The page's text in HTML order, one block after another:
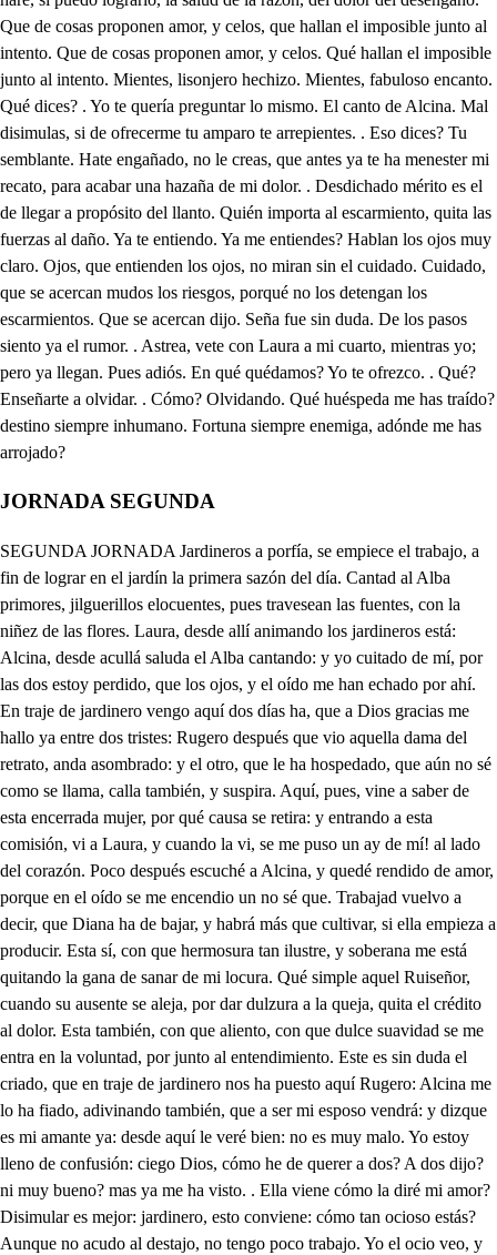
JORNADA SEGUNDA
SEGUNDA JORNADA Jardineros a porfía, se empiece el trabajo, a fin de lograr en el jardín la primera sazón del día. Cantad al Alba primores, jilguerillos elocuentes, pues travesean las fuentes, con la niñez de las flores. Laura, desde allí animando los jardineros está: Alcina, desde acullá saluda el Alba cantando: y yo cuitado de mí, por las dos estoy perdido, que los ojos, y el oído me han echado por ahí. En traje de jardinero vengo aquí dos días ha, que a Dios gracias me hallo ya entre dos tristes: Rugero después que vio aquella dama del retrato, anda asombrado: y el otro, que le ha hospedado, que aún no sé como se llama, calla también, y suspira. Aquí, pues, vine a saber de esta encerrada mujer, por qué causa se retira: y entrando a esta comisión, vi a Laura, y cuando la vi, se me puso un ay de mí! al lado del corazón. Poco después escuché a Alcina, y quedé rendido de amor, porque en el oído se me encendio un no sé que. Trabajad vuelvo a decir, que Diana ha de bajar, y habrá más que cultivar, si ella empieza a producir. Esta sí, con que hermosura tan ilustre, y soberana me está quitando la gana de sanar de mi locura. Qué simple aquel Ruiseñor, cuando su ausente se aleja, por dar dulzura a la queja, quita el crédito al dolor. Esta también, con que aliento, con que dulce suavidad se me entra en la voluntad, por junto al entendimiento. Este es sin duda el criado, que en traje de jardinero nos ha puesto aquí Rugero: Alcina me lo ha fiado, adivinando también, que a ser mi esposo vendrá: y dizque es mi amante ya: desde aquí le veré bien: no es muy malo. Yo estoy lleno de confusión: ciego Dios, cómo he de querer a dos? A dos dijo? ni muy bueno? mas ya me ha visto. . Ella viene cómo la diré mi amor? Disimular es mejor: jardinero, esto conviene: cómo tan ocioso estás? Aunque no acudo al destajo, no tengo poco trabajo. Yo el ocio veo, y no más. No debe usted de saber, por más que el ocio la asombre. Qué? Lo que trabaja un hombre, cuando adora una mujer. No lo entiendo. Es que hablo a oscuras: digo, si usted no lo alcanza, que acá dentro a mi esperanza le cultivo las verduras. No entiendo filaterías: trabaje, y calle. . Callar? eso no: yo he de cavar con mis días, no en mis días. Después, señora, que os vi, muerto de amores quedé: vos me diréis como fue; porque yo no estaba allí: muchas vi; pero en ninguna. Tenga, cogile en la red: la otra me diga usted, que ya sé cuál es la una. Qué hermoso aquel arrebol, por orden de la mañana, tiende una alfombra de grana, donde se recueste el Sol. Dónde vas? así me dejas? Es que allí, yo soy perdido; porque estaba divertido, me tiraban las orejas. Esta es la otra? un menguado, hombre de poco momento, se atreve al atrevimiento de dividir su cuidado? Que no castigue el amor, con fuego estos bachilleres! un pícaro dos mujeres? que más hiciera un señor? Mira, si bien se repara, no hay celos sobre querer cantoras, que suelen ser desentonadas de cara. Las orejas atrevidas se regalan, o se encienden; mas las músicas no ofenden, porque se quieren de oídas. Cantad al Alba primores, jilguerillos elocuentes, pues trabelean las fuentes, con la niñez de las flores. Alcina, esto es violentar el sentido sin violencia: deja de cantar, y advierte, que importa mucho la nueva, que llevo al Rey, que ha salido al bosque, y tu voz me eleva, o me aprisiona de suerte, que no me permite. . Espera, Laura, mira, a mí me importa, que ese criado diviertas, desuerte, que no me escuche. Quién ay, que no te obedezca, cómo a deidad? pero advierte, que si está de las Estrellas, que ha de ser mío. . Qué quieres? Que le cantes otra letra. Vete apriesa. . Jardinero, ven conmigo. . Alto, agradela: oyes, qué te dijo Alcina? Qué me dijo? que es vergüenza, que un asno entienda la solfa. Ah ingrata! bueno estuviera, si yo la quisiera sola: Dios me libre de una, y buena. Lisidas, no ha sido acaso (ya estamos solos y la fuerza que te han hecho de mi voz las misteriosas cadencias: tú no has de decir al Rey lo que has visto. . De qué seña exterior has conocido mi intento? . Sabes mi ciencia? Bien la sé; pero también sabes tú, que en mi nobleza, y en mi obligación no cabe. Yo acaso te propusiera lo indigno de ti. . Está bien. Pues oye, y no te diviertas: con una embajada fuiste a Epiro, cuando la guerra de aquel Reino se rompió tan infeliz, y sangrienta: tú solo en Chipre conoces a Sigismundo, que en ella dio a nuestro Príncipe muerte, y a nuestro Rey, otra pena, mayor que la muerte, pues agoniza en la violencia de su rencor, y a Diana tiene en la prisión estrecha de este Alcázar del Secreto, hasta que haya quien merezca su mano, dando la muerte a Segismundo. . Esa misma atención. No es atención, lo que intentas, no es decir al Rey, que has visto a Segismundo? . Y no hiciera traición? . No, que el Rey está opuesto a la providencia de los Dioses: y si tú, que estás sin pasión, lo hicieras, tendrás tu culpa, y la suya. No te entiendo. . Que lo sepas conviene, y quien más te fía, mas a que calle te enseña. De la resaca arrojado, halló puerto entre esas penas Segismundo, vio a Diana; amarla es luego, que verla: comunicome su amor, y yo a Venus, que me ordena apadrinar sus afectos, sin violentar con mi ciencia la voluntad de Diana: y para esta noble empresa, tomó Sigismundo el nombre del gran Príncipe de Creta Rugero, su estrecho amigo; pero aunque por mí sus penas, consiguieron la fortuna de escuchadas, son tan nuevas pura el pecho de Diana las armas de amor violentas, que un día el afecto hieren, y otro irritan la entereza. Y así dejando mis líneas, que mandan a las Estrellas, me dispuse a contrastar su desdén con otra ciencia del amor, que a sus desválidos algunas veces enseña la Mágica de los celos, para encantar la tibieza. A este fin hice venir de Epiro a la hermosa Astrea, hermana de Segismundo, y a Rugero, que por ella andaba peregrinando: y tejí con tal cautela los acasos, que en las dos igual sentimiento engendra la equivocación del nombre de Rugero; y esta pena en el Rugero fingido, y el verdadero, si es fuerza, creyendo, que las dos son una misma, de manera, que están Astrea, y Diana; pero Diana, y Astrea. Qué he de hacer? Verme después, y callar hasta que sepas lo demás. . Obedecerte es preciso, a Dios te queda. . Discurso, no estés rendido, Proponiendo olvidar vienen. por dos diferentes sendas; pero mi voz les dirá cuanto se engaña quien piensa en hacer cuerdo al amor, con la razón de una queja. , lo que olvidar he querido. Los remedios del olvido, . Amiga, el haberte visto no los conocí jamás, que siempre he querido más, lo que olvidar he querido. Qué te importa, amor, hacer esfuerzos, ni porfiar, si la ciencia de olvidar, se consigue sin querer? Discurso, engañado estás, que aunque yo te he persuadido, los remedios del olvido, no los conocí jamás. Quién áspira a la victoria, de una pasión impedida; si se acuerda de que olvida, se queda con la memoria. Qué es lo que intentas, sentido? no forcejes; dónde vas? que siempre he querido más, lo que olvidar he querido. Qué importa, que mi pasión, con mi razón se despeche, si para que me aproveche, he de olvidar mi razón? Corazón, no instes más, pues yo, que el daño he sentido, los remedios del olvido, no los conocí jamás. Quién de olvidar hace empeño, no lo podrá conseguir, que el deseo de dormir, suele desterrar el sueño. si tan obstinado estás, que siempre he querido más, lo que olvidar he querido. Los remedios del olvido, no los conocí jamás, que siempre he querido más, Oh pese a tu voz! . Oh pese a tú! más Diana. . Astrea. estos días indispuesta, me ha obligado a suspender nuestra noble competencia, como parienta de Alcina, y criada tuya, en esta prisión me halló, introducida, y segura de que sepan quien soy; pero este silencio de mi razón; y tu queja. Yo queja, ni tu razón? No me oirás aquí en presencia. de Alcina? . Di. Desde el Templo de Tetis, que en una Isleta de Epiro, impone a las aguas, freno mayor que la tierra. Te arrojó el mar a esta playa, para que yo te debiera la dicha de un desengaño, que hiere cuando remedia. En ella encontré a Rugero. Tu amante, que al verte en ella, . Tarde; pero mucho hierra. a hurto de su mudanza proseguía su fineza. Mándome el cielo, que huyese. Y sin su precepto, huyeras, que ese valor de la fuga, el recato nos le enseña. Y como hermana me hallé de tu enemigo. . Pudieras, si a mí no me conocías, fiar más de tu inociencia. Por la boca de una gruta, vine a encontrar una puerta. Que en este jardín esconde la astucia de aquella piedra. Inadvertencia fue hablarte de Rugero. . Inadvertencia? buena pones tu razón, si así tratas lo que aciertas? Después que te conocí. Querrás decirne, que intentas olvidar. . Si no me escuchas, no es posible que me entiendas. Yo haré, que en esta porfía, tus tibios afectos crezcan. Rugero es tu amante, Alcina, sabe que la vez primera, que le hablé, fue en esa playa. Si ese testigo presentas, también sabe mis desprecios. Qué te detienes? . qué esperas? Dilo. . Acaba. . Tu Diana, quieres hacer por Astrea la fineza de olvida a Rugero? . Esa es fineza? mas la ciencia del estilo, no suele andar con la ciencia. Tu Astrea (bien se dispone) también por Diana intentas batallar con este afecto? Este es afecto? que necia suele ser la discreción! No aborrecéis a Rugero? No nos le pongas tan cerca del corazón. . Pues probad ese valor en presencia. del enemigo, llamadle, apurese vuestra queja de una vez. . Bien dice. Aquel jardinero, que allí cerca está con Laura, es criado de Rugero, que con esta industria le ha introducido en el jardín (otra prueba) he de hacer de sus afectos: con él le avisad que venga al jardín, que yo. . Prosigue. Qué dices? . No te detengas. A vuestras dos confusiones, respondo de esta manera. Los remedios del olvido, no los conocí jamás, que siempre he querido más, lo que olvidar he querido. Dice bien. . No dice mal. Mucho emprendo. Yo estoy muerta! Desasime de los ojos, y fuime tras las orejas. Jardinero? . Quién? mas cielos, qué es lo que miro! . En Astrea ha reparado. . Ella es: por el r